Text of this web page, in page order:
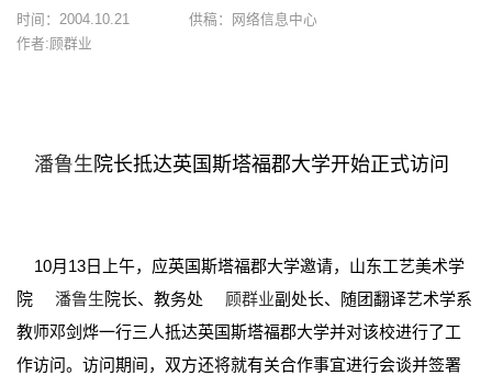
时间：2004.10.21
供稿：网络信息中心
作者:顾群业
潘鲁生 院长抵达英国斯塔福郡大学开始正式访问
10月13日上午，应英国斯塔福郡大学邀请，山东工艺美术学
院 潘鲁生院长、教务处 顾群业副处长、随团翻译艺术学系
教师邓剑烨一行三人抵达英国斯塔福郡大学并对该校进行了工
作访问。访问期间，双方还将就有关合作事宜进行会谈并签署